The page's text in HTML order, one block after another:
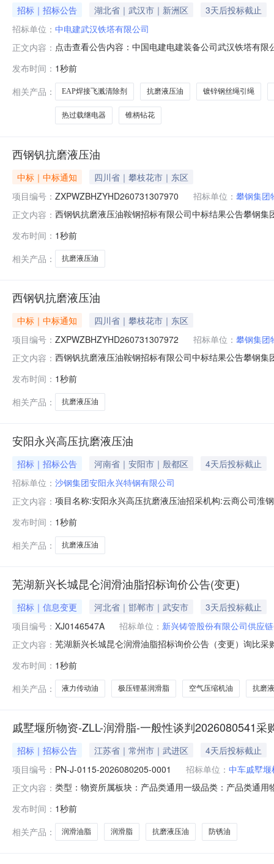
招标｜招标公告 湖北省｜武汉市｜新洲区
3天后投标截止
招标单位： 中电建武汉铁塔有限公司
正文内容： 点击查看公告内容：中国电建电建装备公司武汉铁塔有
发布时间： 1秒前
相关产品：
EAP焊接飞溅清除剂 抗磨液压油 镀锌钢丝绳引绳
热过载继电器 锥柄钻花
西钢钒抗磨液压油
中标｜中标通知
四川省｜攀枝花市｜东区
项目编号： ZXPWZBHZYHD260731307970 招标单位： 攀钢集团
正文内容： 西钢钒抗磨液压油鞍钢招标有限公司中标结果公告攀钢
抗磨液压油中标单位：成都攀企新材料科技有限公司招
发布时间： 1秒前
相关产品：
抗磨液压油
西钢钒抗磨液压油
中标｜中标通知
四川省｜攀枝花市｜东区
项目编号： ZXPWZBHZYHD260731307972 招标单位： 攀钢集团
正文内容： 西钢钒抗磨液压油鞍钢招标有限公司中标结果公告攀钢
抗磨液压油中标单位：中国石化销售股份有限公司四川
发布时间： 1秒前
相关产品：
抗磨液压油
安阳永兴高压抗磨液压油
招标｜招标公告 河南省｜安阳市｜殷都区
4天后投标截止
招标单位： 沙钢集团安阳永兴特钢有限公司
正文内容： 项目名称:安阳永兴高压抗磨液压油招采机构:云商公司淮
准:GB11118.1
发布时间： 1秒前
相关产品：
抗磨液压油
芜湖新兴长城昆仑润滑油脂招标询价公告(变更)
招标｜信息变更 河北省｜邯郸市｜武安市
3天后投标截止
项目编号： XJ0146547A 招标单位： 新兴铸管股份有限公司供应
正文内容： 芜湖新兴长城昆仑润滑油脂招标询价公告（变更）询比
式：13292030568九、询比采购类型：库内公开询比采
单位行项目
发布时间： 1秒前
相关产品：
液力传动油 极压锂基润滑脂 空气压缩机油 抗磨
戚墅堰所物资-ZLL-润滑脂-一般性谈判2026080541采
招标｜招标公告 江苏省｜常州市｜武进区
4天后投标截止
项目编号： PN-J-0115-2026080205-0001 招标单位： 中车戚墅
正文内容： 类型：物资所属板块：产品类通用一级品类：产品类通
项目已具备采购条件，现对【戚墅堰所物资-ZLL-润滑脂
资】；2.
发布时间： 1秒前
相关产品：
润滑油脂 润滑脂 抗磨液压油 防锈油